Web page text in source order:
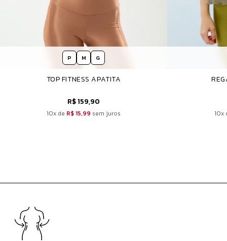
P M G
TOP FITNESS APATITA
R$ 159,90
10x de R$ 15,99 sem juros 10x